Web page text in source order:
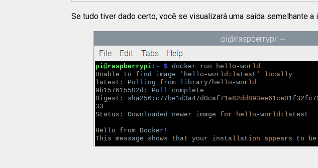
Se tudo tiver dado certo, você se visualizará uma saída semelhante a